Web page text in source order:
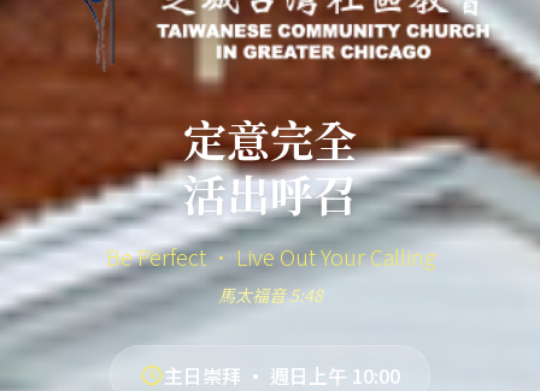
定意完全
活出呼召
Be Perfect · Live Out Your Calling
馬太福音 5:48
主日崇拜 · 週日上午 10:00